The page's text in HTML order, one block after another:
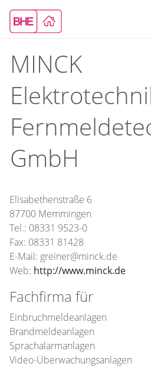
MINCK
GmbH
Elisabethenstraße 6
87700 Memmingen
Tel.: 08331 9523-0
Fax: 08331 81428
E-Mail: greiner@minck.de
Web: http://www.minck.de
Fachfirma für
Einbruchmeldeanlagen
Brandmeldeanlagen
Sprachalarmanlagen
Video-Überwachungsanlagen